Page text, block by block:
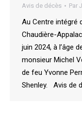
Avis de décès Par
Au Centre intégré
Chaudière-
juin 2024, à l’âge
monsieur Michel
de feu Yvonne
Shenley. Avis de